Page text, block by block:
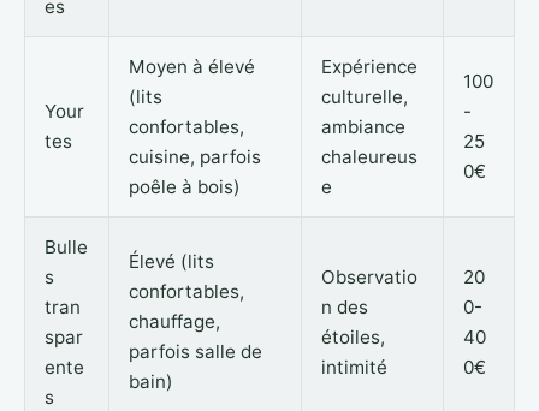
es
Your
tes
Moyen à élevé
(lits
confortables,
cuisine, parfois
poêle à bois)
Expérience
culturelle,
ambiance
chaleureus
e
100
-
25
0€
Bulle
s
tran
spar
ente
s
Élevé (lits
confortables,
chauffage,
parfois salle de
bain)
Observatio
n des
étoiles,
intimité
20
0-
40
0€